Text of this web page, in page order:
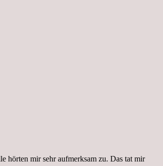
hörten mir sehr aufmerksam zu. Das tat mir